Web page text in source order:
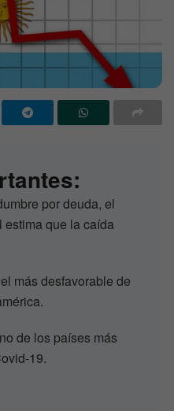
por deuda, el
que la caída
más desfavorable de
de los países más
19.